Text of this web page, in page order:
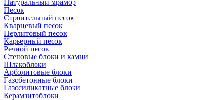
Натуральный мрамор
Песок
Cтроительный песок
Кварцевый песок
Перлитовый песок
Карьерный песок
Речной песок
Стеновые блоки и камни
Шлакоблоки
Арболитовые блоки
Газобетонные блоки
Газосиликатные блоки
Керамзитоблоки